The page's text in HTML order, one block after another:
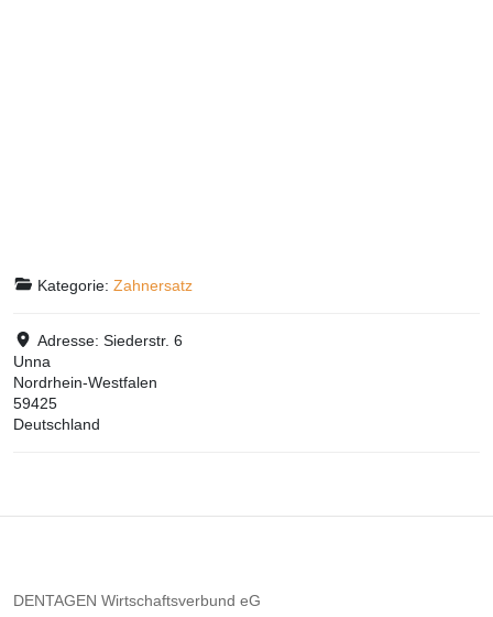
Kategorie:Zahnersatz
Adresse:Siederstr. 6
Unna
Nordrhein-Westfalen
59425
Deutschland
DENTAGEN Wirtschaftsverbund eG